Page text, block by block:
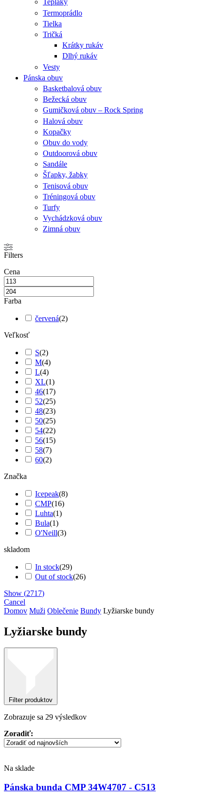
Tepláky
Termoprádlo
Tielka
Tričká
Krátky rukáv
Dlhý rukáv
Vesty
Pánska obuv
Basketbalová obuv
Bežecká obuv
Gumičková obuv – Rock Spring
Halová obuv
Kopačky
Obuv do vody
Outdoorová obuv
Sandále
Šľapky, žabky
Tenisová obuv
Tréningová obuv
Turfy
Vychádzková obuv
Zimná obuv
Filters
Cena
Farba
červená(2)
Veľkosť
S(2)
M(4)
L(4)
XL(1)
46(17)
52(25)
48(23)
50(25)
54(22)
56(15)
58(7)
60(2)
Značka
Icepeak(8)
CMP(16)
Luhta(1)
Bula(1)
O'Neill(3)
skladom
In stock(29)
Out of stock(26)
Show (2717)
Cancel
Domov Muži Oblečenie Bundy Lyžiarske bundy
Lyžiarske bundy
Filter produktov
Zobrazuje sa 29 výsledkovZoradené
Zoradiť:
Na sklade
Pánska bunda CMP 34W4707 - C513